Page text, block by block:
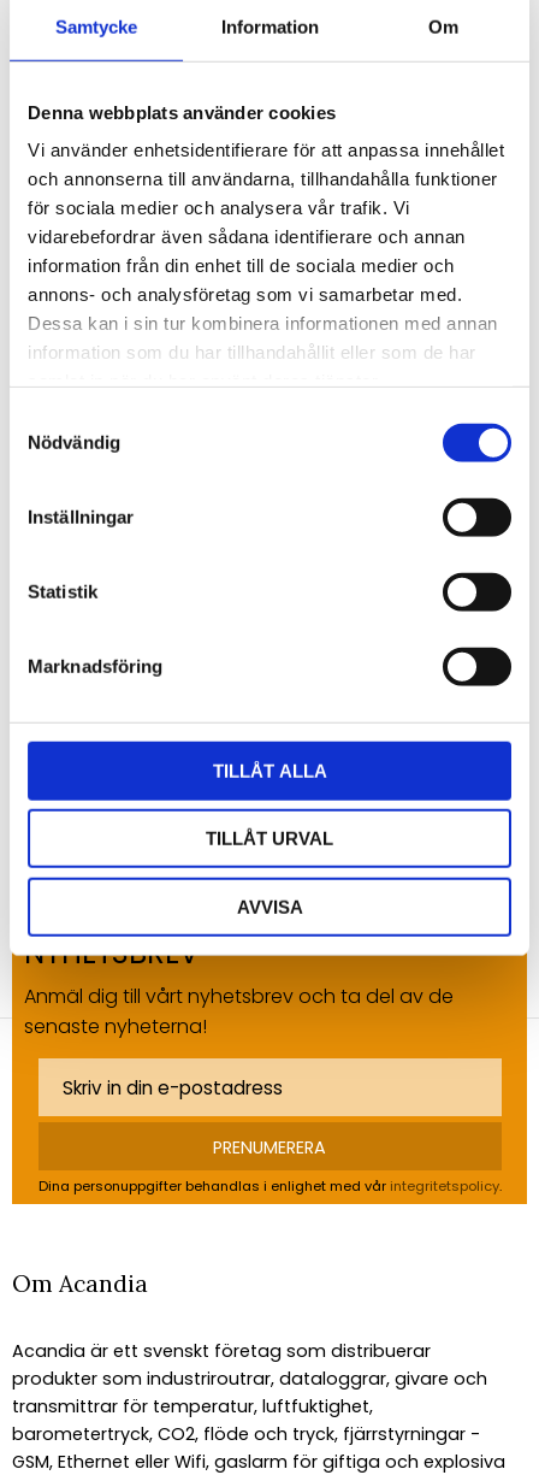
Samtycke Information Om
Denna webbplats använder cookies
Vi använder enhetsidentifierare för att anpassa innehållet
och annonserna till användarna, tillhandahålla funktioner
för sociala medier och analysera vår trafik. Vi
vidarebefordrar även sådana identifierare och annan
information från din enhet till de sociala medier och
annons- och analysföretag som vi samarbetar med.
Dessa kan i sin tur kombinera informationen med annan
information som du har tillhandahållit eller som de har
Nödvändig
Inställningar
Statistik
Marknadsföring
TILLÅT ALLA
TILLÅT URVAL
AVVISA
utrustad med upp till åtta universella ingångar:
temperatur (RTD + TC) , vilket möjliggör anslutning av
(digital) för att kontrollera inspelningsprocessen; 2
elektroniska reläer med maximal belastning 24V AC
(35V DC) 200 mA, USB PC-port för anslutning direkt via
kabel, PC-anslutning för att dela data och USB-
värdport (fram eller bak) för flashdataminne och
konfigurationsöverföring. Vit eller bärnstensfärgad LCD-
bakgrundsbelysning tillgänglig
STÄLL EN FRÅGA OM PRODUKTEN
Bli den första att lämna ett omdöme.
NYHETSBREV
Anmäl dig till vårt nyhetsbrev och ta del av de
senaste nyheterna!
PRENUMERERA
Dina personuppgifter behandlas i enlighet med vår integritetspolicy.
Om Acandia
Acandia är ett svenskt företag som distribuerar
produkter som industriroutrar, dataloggrar, givare och
transmittrar för temperatur, luftfuktighet,
barometertryck, CO2, flöde och tryck, fjärrstyrningar -
GSM, Ethernet eller Wifi, gaslarm för giftiga och explosiva